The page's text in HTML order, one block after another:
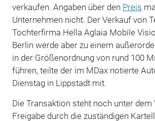
verkaufen. Angaben über den Preis
Unternehmen nicht. Der Verkauf von
Tochterfirma Hella Aglaia Mobile
Berlin werde aber zu einem
in der Größenordnung von rund 100
führen, teilte der im MDax notierte
Dienstag in Lippstadt mit.
Die Transaktion steht noch unter dem
Freigabe durch die zuständigen